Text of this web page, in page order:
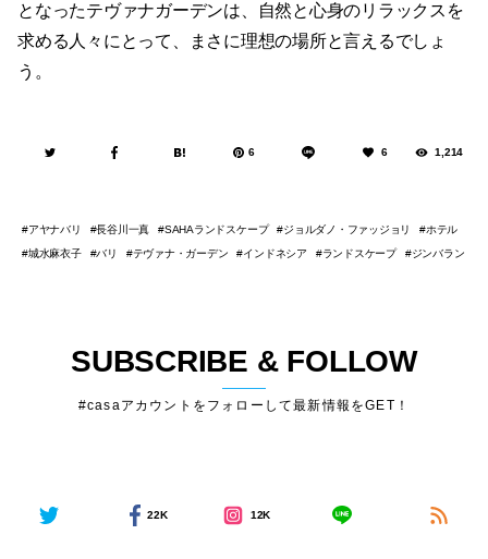
となったテヴァナガーデンは、自然と心身のリラックスを
求める人々にとって、まさに理想の場所と言えるでしょ
う。
6 6 1,214
アヤナバリ 長谷川一真 SAHAランドスケープ ジョルダノ・ファッジョリ
ホテル
城水麻衣子
バリ テヴァナ・ガーデン インドネシア ランドスケープ ジンバラン
SUBSCRIBE & FOLLOW
#casaアカウントをフォローして最新情報をGET！
22K 12K